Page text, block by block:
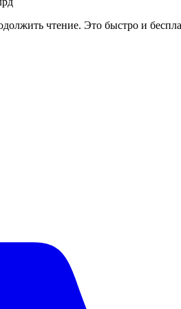
чтение. Это быстро и